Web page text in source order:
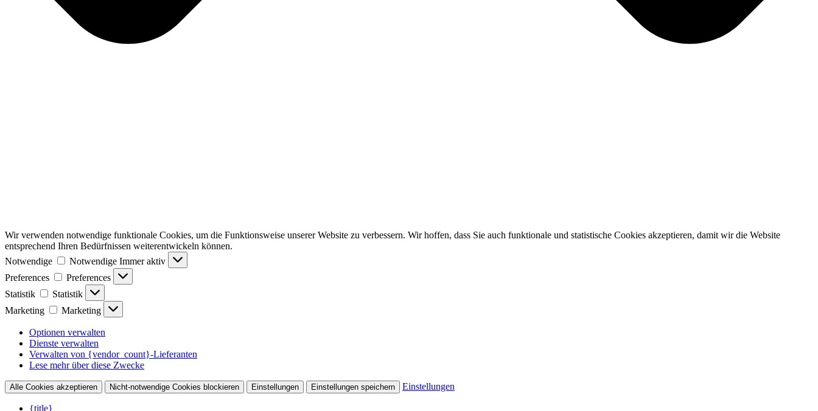
Wir verwenden notwendige funktionale Cookies, um die Funktionsweise unserer Website zu verbessern. Wir hoffen, dass Sie auch funktionale und statistische Cookies akzeptieren, damit wir die Website
entsprechend Ihren Bedürfnissen weiterentwickeln können.
Notwendige
Notwendige Immer aktiv
Preferences
Preferences
Statistik
Statistik
Marketing
Marketing
Optionen verwalten
Dienste verwalten
Verwalten von {vendor_count}-Lieferanten
Lese mehr über diese Zwecke
Alle Cookies akzeptieren Nicht-notwendige Cookies blockieren Einstellungen Einstellungen speichern Einstellungen
{title}